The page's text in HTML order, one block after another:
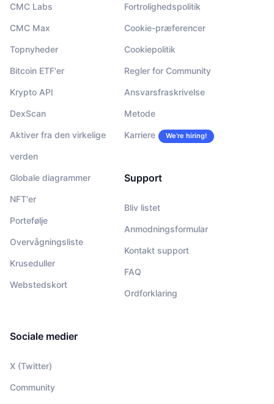
CMC Labs
CMC Max
Topnyheder
Bitcoin ETF'er
Krypto API
DexScan
Aktiver fra den virkelige
verden
Globale diagrammer
NFT'er
Portefølje
Overvågningsliste
Kruseduller
Webstedskort
Fortrolighedspolitik
Cookie-præferencer
Cookiepolitik
Regler for Community
Ansvarsfraskrivelse
Metode
Karriere We’re hiring!
Support
Bliv listet
Anmodningsformular
Kontakt support
FAQ
Ordforklaring
Sociale medier
X (Twitter)
Community